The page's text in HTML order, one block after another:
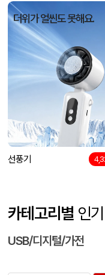
더위가 얼씬도 못해요.
선풍기
카테고리별 인
USB/디지털/가전